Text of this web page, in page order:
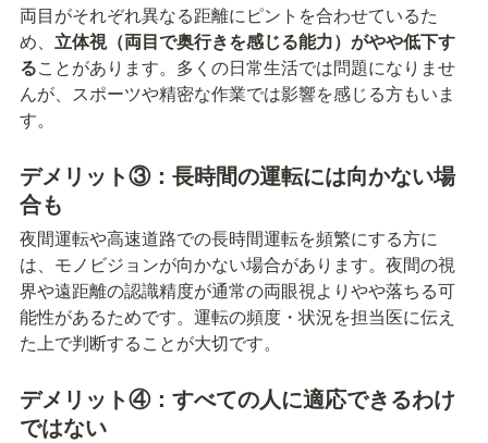
両目がそれぞれ異なる距離にピントを合わせているた
め、 立体視（両目で奥行きを感じる能力）がやや低下す
ることがあります。多くの日常生活では問題になりませ
んが、スポーツや精密な作業では影響を感じる方もいま
す。
デメリット③：長時間の運転には向かない場
合も
夜間運転や高速道路での長時間運転を頻繁にする方に
は、モノビジョンが向かない場合があります。夜間の視
界や遠距離の認識精度が通常の両眼視よりやや落ちる可
能性があるためです。運転の頻度・状況を担当医に伝え
た上で判断することが大切です。
デメリット④：すべての人に適応できるわけ
ではない